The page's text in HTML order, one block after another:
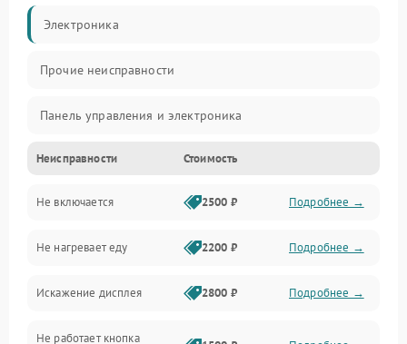
Электроника
Прочие неисправности
Панель управления и электроника
Дверца и корпус
Механика и внутренние элементы
Механические повреждения
Питание и запуск
Неисправности Стоимость
Не включается 2500 ₽ Подробнее →
Не нагревает еду 2200 ₽ Подробнее →
Искажение дисплея 2800 ₽ Подробнее →
Не работает кнопка